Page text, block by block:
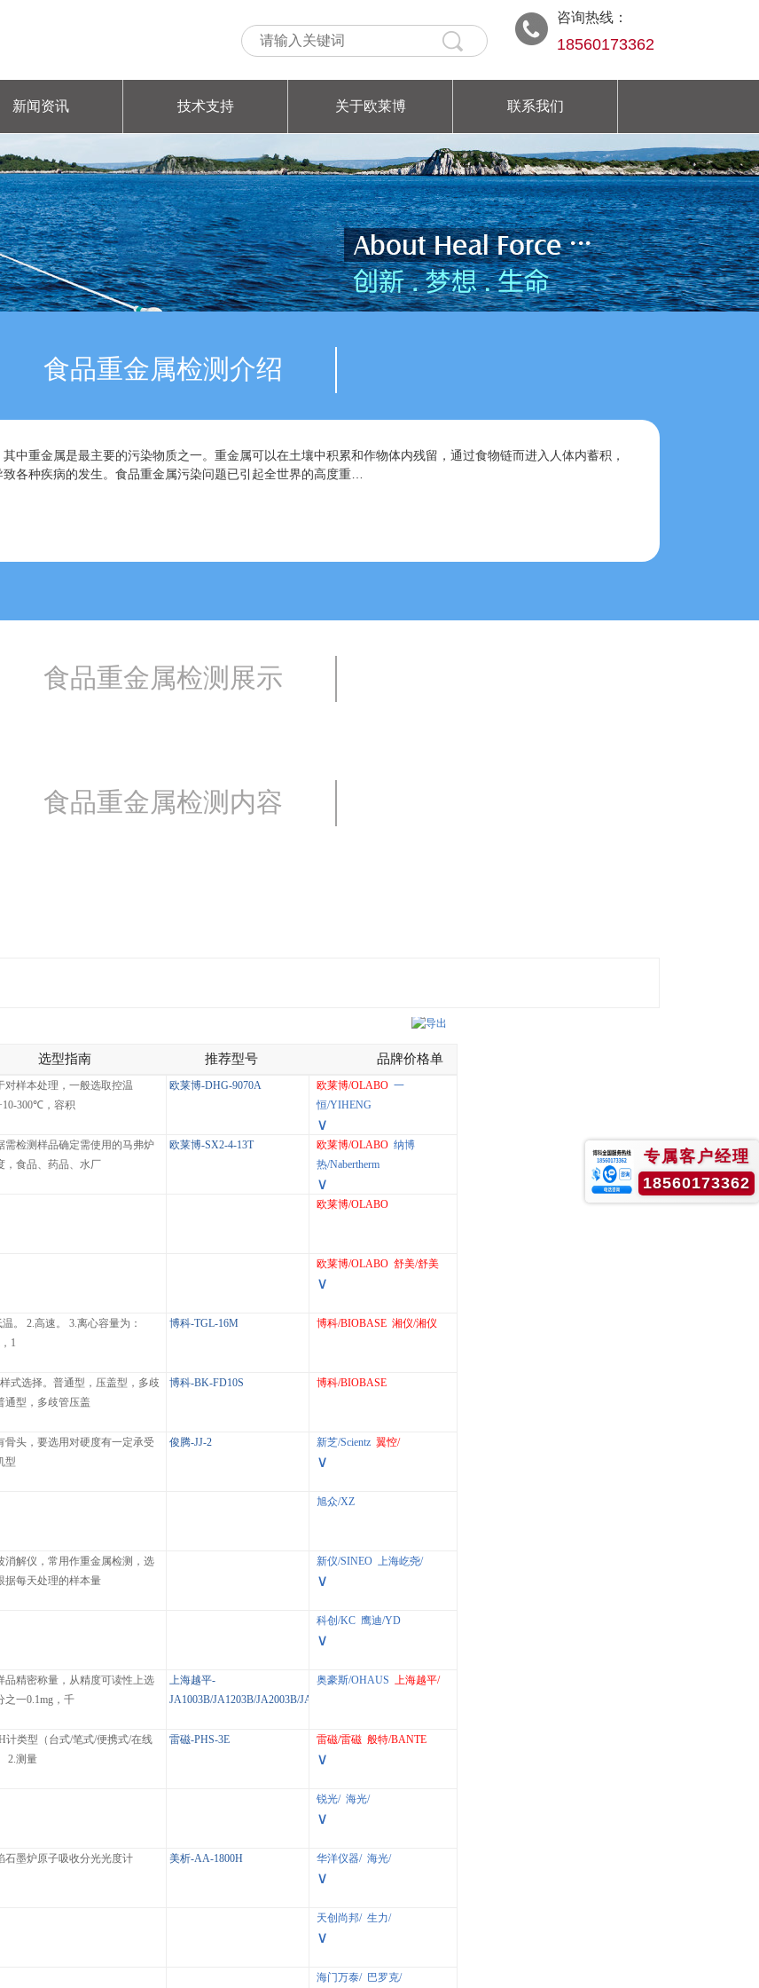
咨询热线：
18560173362
新闻资讯 技术支持 关于欧莱博 联系我们
食品重金属检测介绍
中重金属是最主要的污染物质之一。重金属可以在土壤中积累和作物体内残留，通过食物链而进入人体内蓄积，
各种疾病的发生。食品重金属污染问题已引起全世界的高度重…
食品重金属检测展示
食品重金属检测内容
选型指南 推荐型号 品牌价格单
对样本处理，一般选取控温
300℃，容积
欧莱博-DHG-9070A 欧莱博/OLABO 一
恒/YIHENG
∨
需检测样品确定需使用的马弗炉
，食品、药品、水厂
欧莱博-SX2-4-13T 欧莱博/OLABO 纳博
热/Nabertherm
∨
欧莱博/OLABO
欧莱博/OLABO 舒美/舒美
∨
温。 2.高速。 3.离心容量为：
1
博科-TGL-16M 博科/BIOBASE 湘仪/湘仪
式选择。普通型，压盖型，多歧
通型，多歧管压盖
博科-BK-FD10S 博科/BIOBASE
骨头，要选用对硬度有一定承受
型
俊腾-JJ-2 新芝/Scientz 翼悾/
∨
旭众/XZ
消解仪，常用作重金属检测，选
据每天处理的样本量
新仪/SINEO 上海屹尧/
∨
科创/KC 鹰迪/YD
∨
品精密称量，从精度可读性上选
之一0.1mg，千
上海越平-
JA1003B/JA1203B/JA2003B/JA3003B/JA4103B/JA5003B
奥豪斯/OHAUS 上海越平/
计类型（台式/笔式/便携式/在线
2.测量
雷磁-PHS-3E 雷磁/雷磁 般特/BANTE
∨
锐光/ 海光/
∨
石墨炉原子吸收分光光度计 美析-AA-1800H 华洋仪器/ 海光/
∨
天创尚邦/ 生力/
∨
海门万泰/ 巴罗克/
专属客户经理
18560173362